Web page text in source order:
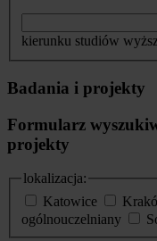
kierunku studiów
Badania i projekty
Formularz
projekty
lokalizacja:
Katowice
ogólnouczelniany